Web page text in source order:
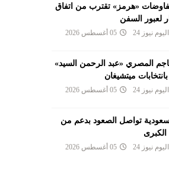
«هرمز» تقترب من اتفاق
لعبور السفن
نيوز 24 05 أغسطس 2026
المصري «عبد الرحمن السيد»
ميتشيغان
نيوز 24 05 أغسطس 2026
تواصل الصعود بدعم من
نيوز 24 05 أغسطس 2026